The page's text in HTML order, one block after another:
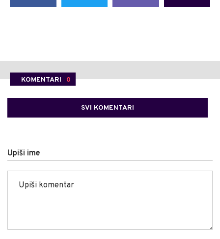
KOMENTARI 0
SVI KOMENTARI
Upiši ime